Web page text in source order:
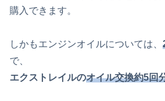
購入できます。
しかもエンジンオイルについては、
で、
エクストレイルのオイル交換約5回